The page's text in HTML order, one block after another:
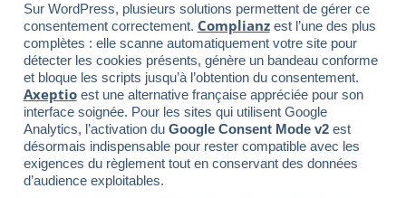
Sur WordPress, plusieurs solutions permettent de gérer ce
consentement correctement. Complianzest l’une des plus
complètes : elle scanne automatiquement votre site pour
détecter les cookies présents, génère un bandeau conforme
et bloque les scripts jusqu’à l’obtention du consentement.
Axeptioest une alternative française appréciée pour son
interface soignée. Pour les sites qui utilisent Google
Analytics, l’activation du Google Consent Mode v2est
désormais indispensable pour rester compatible avec les
exigences du règlement tout en conservant des données
d’audience exploitables.